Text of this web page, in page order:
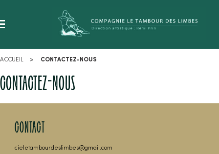
ACCUEIL CONTACTEZ-NOUS
CONTACTEZ-NOUS
CONTACT
cieletambourdeslimbes@gmail.com